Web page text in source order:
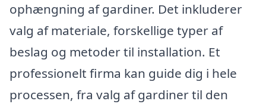
ophængning af gardiner. Det inkluderer
valg af materiale, forskellige typer af
beslag og metoder til installation. Et
professionelt firma kan guide dig i hele
processen, fra valg af gardiner til den